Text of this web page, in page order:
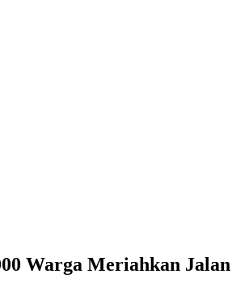
Warga Meriahkan Jalan